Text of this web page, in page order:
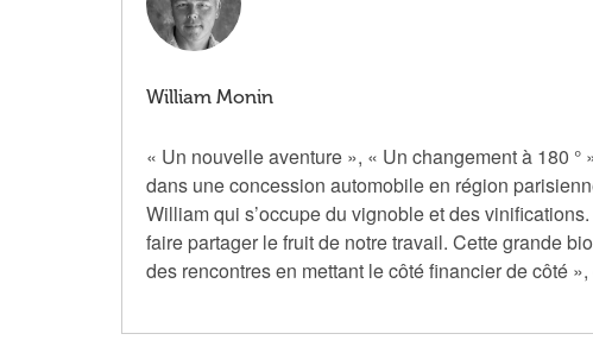
William Monin
« Un nouvelle aventure », « Un changement à 180
dans une concession automobile en région
William qui s’occupe du vignoble et des
faire partager le fruit de notre travail. Cette grande
des rencontres en mettant le côté financier de côté